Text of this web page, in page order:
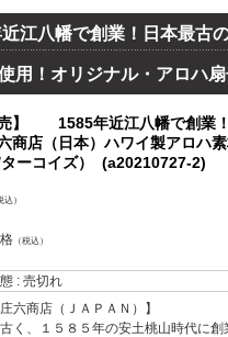
江八幡で創業！日本最古
用！オリジナル・アロハ
売】 1585年近江八幡で創業
商店（日本）ハワイ製アロハ
/ターコイズ） (a20210727-2)
込）
（税込）
: 売切れ
庄六商店（ＪＡＰＡＮ）】
く、１５８５年の安土桃山時代に